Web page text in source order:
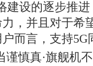
建设的逐步推
，并且对于希
而言，支持5G
谨慎真·旗舰机